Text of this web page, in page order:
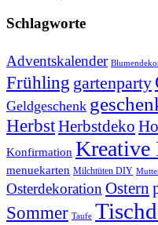
Schlagworte
Adventskalender
Frühling gartenparty
Geldgeschenk
HerbstHerbstdeko
Konfirmation Kreative
menuekarten Milchtüten DIY
OsterdekorationOstern
Sommer Taufe